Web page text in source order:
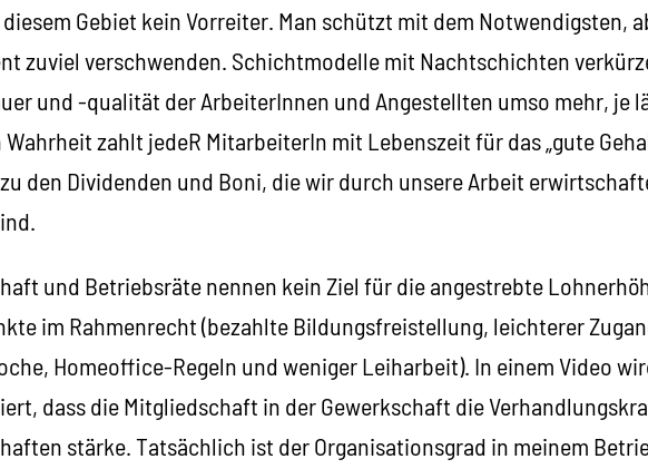
Gebiet kein Vorreiter. Man schützt mit dem Notwendigsten,
zuviel verschwenden. Schichtmodelle mit Nachtschichten
und -qualität der ArbeiterInnen und Angestellten umso mehr, je
zahlt jedeR MitarbeiterIn mit Lebenszeit für das „gute
den Dividenden und Boni, die wir durch unsere Arbeit
und Betriebsräte nennen kein Ziel für die angestrebte
im Rahmenrecht (bezahlte Bildungsfreistellung, leichterer
Homeoffice-Regeln und weniger Leiharbeit). In einem Video
dass die Mitgliedschaft in der Gewerkschaft die
stärke. Tatsächlich ist der Organisationsgrad in meinem